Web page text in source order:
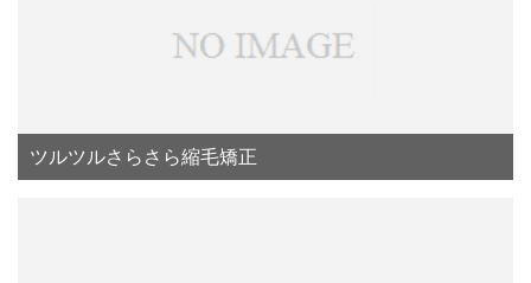
ツルツルさらさら縮毛矯正